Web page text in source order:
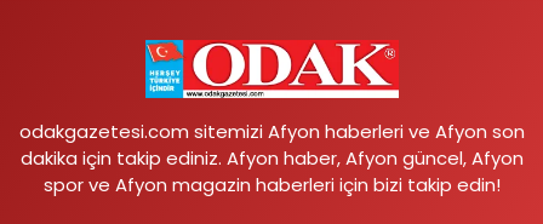
odakgazetesi.com sitemizi Afyon haberleri ve Afyon son
dakika için takip ediniz. Afyon haber, Afyon güncel, Afyon
spor ve Afyon magazin haberleri için bizi takip edin!